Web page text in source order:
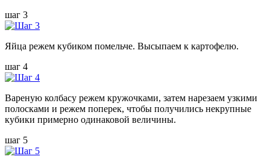
шаг 3
Яйца режем кубиком помельче. Высыпаем к картофелю.
шаг 4
Вареную колбасу режем кружочками, затем нарезаем узкими
полосками и режем поперек, чтобы получились некрупные
кубики примерно одинаковой величины.
шаг 5